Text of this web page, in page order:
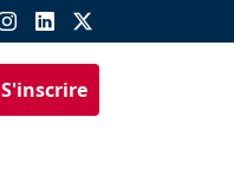
S'inscrire